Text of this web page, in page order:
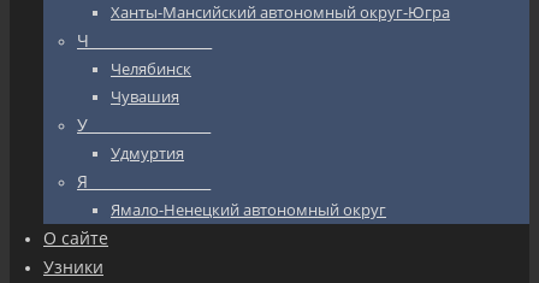
Ханты-Мансийский автономный округ-Югра
Ч_________________
Челябинск
Чувашия
У_________________
Удмуртия
Я_________________
Ямало-Ненецкий автономный округ
О сайте
Узники